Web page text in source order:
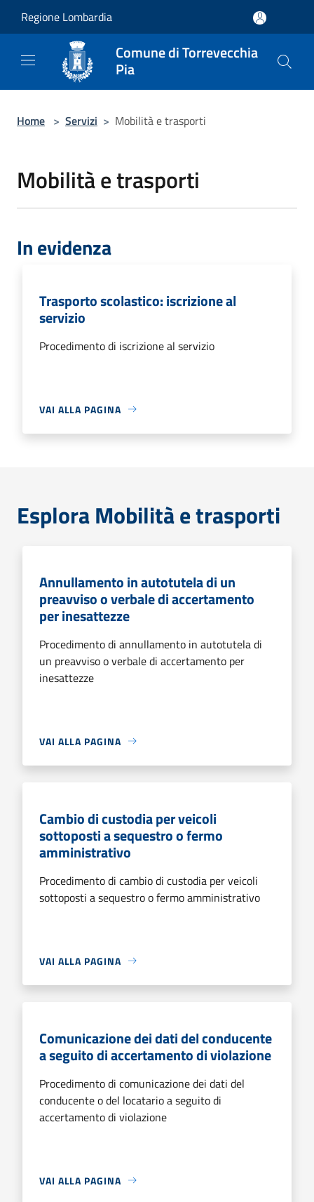
Regione Lombardia
Comune di Torrevecchia
Pia
Home > Servizi > Mobilità e trasporti
Mobilità e trasporti
In evidenza
Trasporto scolastico: iscrizione al
servizio
Procedimento di iscrizione al servizio
VAI ALLA PAGINA
Esplora Mobilità e trasporti
Annullamento in autotutela di un
preavviso o verbale di accertamento
per inesattezze
Procedimento di annullamento in autotutela di
un preavviso o verbale di accertamento per
inesattezze
VAI ALLA PAGINA
Cambio di custodia per veicoli
sottoposti a sequestro o fermo
amministrativo
Procedimento di cambio di custodia per veicoli
sottoposti a sequestro o fermo amministrativo
VAI ALLA PAGINA
Comunicazione dei dati del conducente
a seguito di accertamento di violazione
Procedimento di comunicazione dei dati del
conducente o del locatario a seguito di
accertamento di violazione
VAI ALLA PAGINA